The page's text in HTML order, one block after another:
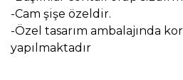
-Cam şişe özeldir.
-Özel tasarım ambalajında
yapılmaktadır